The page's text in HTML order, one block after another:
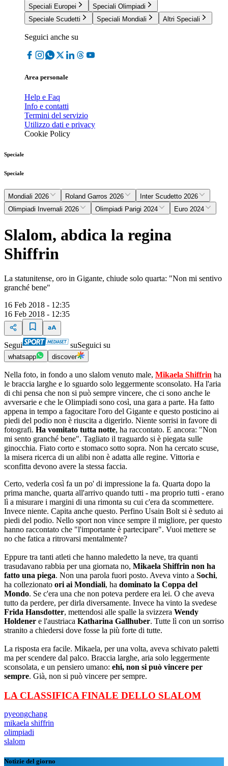
Speciali Europei
Speciali Olimpiadi
Speciale Scudetti
Speciali Mondiali Altri Speciali
Seguici anche su
Area personale
Help e Faq
Info e contatti
Termini del servizio
Utilizzo dati e privacy
Cookie Policy
Speciale
Speciale
Mondiali 2026 Roland Garros 2026
Inter Scudetto 2026
Olimpiadi Invernali 2026
Olimpiadi Parigi 2024 Euro 2024
Slalom, abdica la regina
Shiffrin
La statunitense, oro in Gigante, chiude solo quarta: "Non mi sentivo
granché bene"
16 Feb 2018 - 12:35
16 Feb 2018 - 12:35
Segui suSeguici su
whatsapp discover
Nella foto, in fondo a uno slalom venuto male, Mikaela Shiffrin ha
le braccia larghe e lo sguardo solo leggermente sconsolato. Ha l'aria
di chi pensa che non si può sempre vincere, che ci sono anche le
avversarie e che le Olimpiadi sono così, una gara a parte. Ha fatto
appena in tempo a fagocitare l'oro del Gigante e questo posticino ai
piedi del podio non è riuscita a digerirlo. Niente sorrisi in favore di
fotografi. Ha vomitato tutta notte, ha raccontato. E ancora: "Non
mi sento granché bene". Tagliato il traguardo si è piegata sulle
ginocchia. Fiato corto e stomaco sotto sopra. Non ha cercato scuse,
la misera ricerca di un alibi non è adatta alle regine. Vittoria e
sconfitta devono avere la stessa faccia.
Certo, vederla così fa un po' di impressione la fa. Quarta dopo la
prima manche, quarta all'arrivo quando tutti - ma proprio tutti - erano
lì a misurare i margini di una rimonta su cui c'era da scommettere.
Invece niente. Capita anche questo. Perfino Usain Bolt si è seduto ai
piedi del podio. Nello sport non vince sempre il migliore, per questo
hanno raccontato che "l'importante è partecipare". Vuoi mettere se
no che fatica a ritrovarsi mentalmente?
Eppure tra tanti atleti che hanno maledetto la neve, tra quanti
trasudavano rabbia per una giornata no, Mikaela Shiffrin non ha
fatto una piega. Non una parola fuori posto. Aveva vinto a Sochi,
ha collezionato ori ai Mondiali, ha dominato la Coppa del
Mondo. Se c'era una che non poteva perdere era lei. O che aveva
tutto da perdere, per dirla diversamente. Invece ha vinto la svedese
Frida Hansdotter, mettendosi alle spalle la svizzera Wendy
Holdener e l'austriaca Katharina Gallhuber. Tutte lì con un sorriso
stranito a chiedersi dove fosse la più forte di tutte.
La risposta era facile. Mikaela, per una volta, aveva schivato paletti
ma per scendere dal palco. Braccia larghe, aria solo leggermente
sconsolata, e un pensiero umano: ehi, non si può vincere per
sempre. Già, non si può vincere per sempre.
LA CLASSIFICA FINALE DELLO SLALOM
pyeongchang
mikaela shiffrin
olimpiadi
slalom
Notizie del giorno